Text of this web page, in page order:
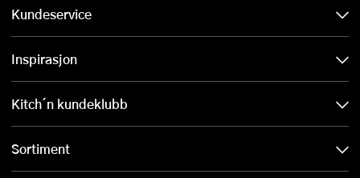
Kundeservice
Inspirasjon
Kitch´n kundeklubb
Sortiment